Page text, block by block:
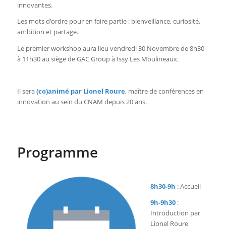
innovantes.
Les mots d’ordre pour en faire partie : bienveillance, curiosité,
ambition et partage.
Le premier workshop aura lieu vendredi 30 Novembre de 8h30
à 11h30 au siège de GAC Group à Issy Les Moulineaux.
Il sera(co)animé par Lionel Roure, maître de conférences en
innovation au sein du CNAM depuis 20 ans.
Programme
8h30-9h : Accueil
9h-9h30:
Introduction par
Lionel Roure